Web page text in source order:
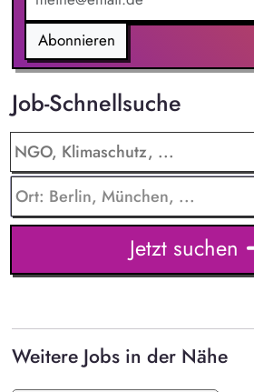
Abonnieren
Job-Schnellsuche
Jetzt suchen
Weitere Jobs in der Nähe